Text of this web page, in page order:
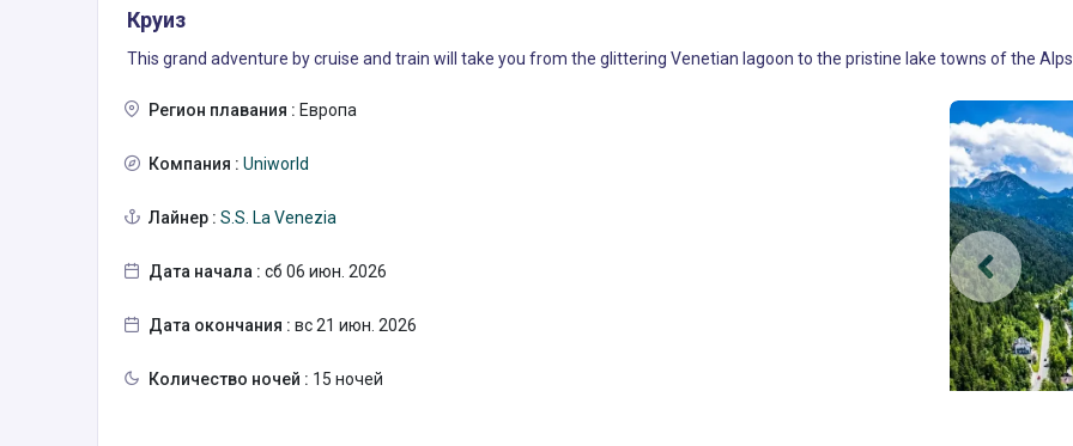
Круиз
This grand adventure by cruise and train will take you from the glittering Venetian lagoon to the pristine lake towns of the Alps.
Регион плавания : Европа
Компания : Uniworld
Лайнер : S.S. La Venezia
Дата начала : сб 06 июн. 2026
Дата окончания : вс 21 июн. 2026
Количество ночей : 15 ночей